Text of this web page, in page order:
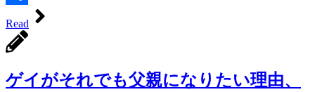
有
Read
ゲイがそれでも父親になりたい理由、